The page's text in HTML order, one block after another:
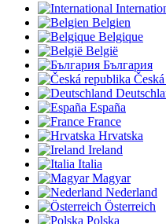
Belgien
Belgique
België
България
España
France
Hrvatska
Ireland
Italia
Magyar
Nederland
Österreich
Polska